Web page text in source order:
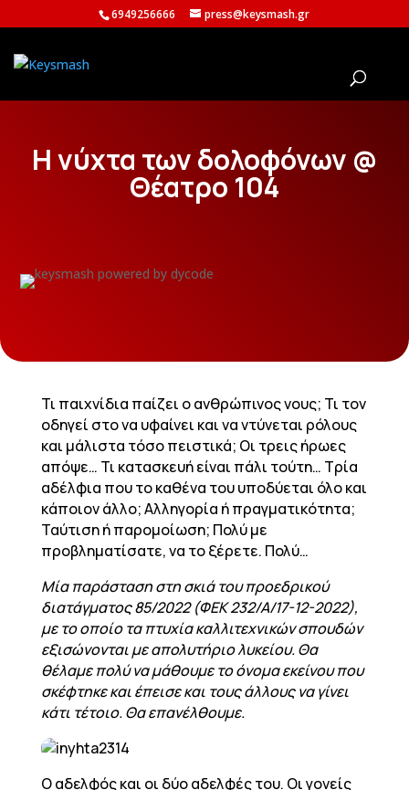
6949256666 press@keysmash.gr
Η νύχτα των δολοφόνων @
Θέατρο 104
Τι παιχνίδια παίζει ο ανθρώπινος νους; Τι τον
οδηγεί στο να υφαίνει και να ντύνεται ρόλους
και μάλιστα τόσο πειστικά; Οι τρεις ήρωες
απόψε… Τι κατασκευή είναι πάλι τούτη… Τρία
αδέλφια που το καθένα του υποδύεται όλο και
κάποιον άλλο; Αλληγορία ή πραγματικότητα;
Ταύτιση ή παρομοίωση; Πολύ με
προβληματίσατε, να το ξέρετε. Πολύ…
Μία παράσταση στη σκιά του προεδρικού
διατάγματος 85/2022 (ΦΕΚ 232/Α/17-12-2022),
με το οποίο τα πτυχία καλλιτεχνικών σπουδών
εξισώνονται με απολυτήριο λυκείου. Θα
θέλαμε πολύ να μάθουμε το όνομα εκείνου που
σκέφτηκε και έπεισε και τους άλλους να γίνει
κάτι τέτοιο. Θα επανέλθουμε.
Ο αδελφός και οι δύο αδελφές του. Οι γονείς